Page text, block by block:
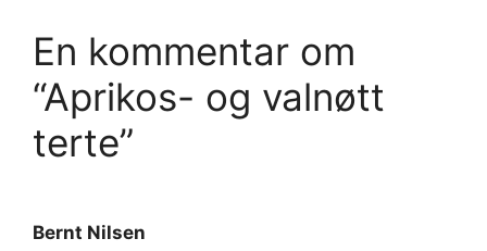
En kommentar om
“Aprikos- og valnøtt
terte”
Bernt Nilsen